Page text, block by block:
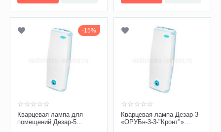
15%
Кварцевая лампа для
помещений Дезар-5
Кварцевая лампа Дезар-3
«ОРУБн-3-3-"Кронт"»